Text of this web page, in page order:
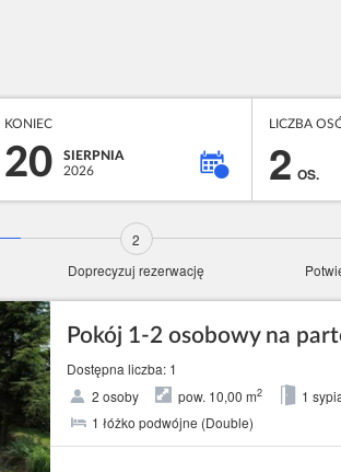
KONIEC
20
SIERPNIA
2026
LICZBA
2 OS.
Doprecyzuj rezerwację
Pokój 1-2 osobowy na
Dostępna liczba: 1
2 osoby
pow. 10,00 m2
1
1 łóżko podwójne (Double)